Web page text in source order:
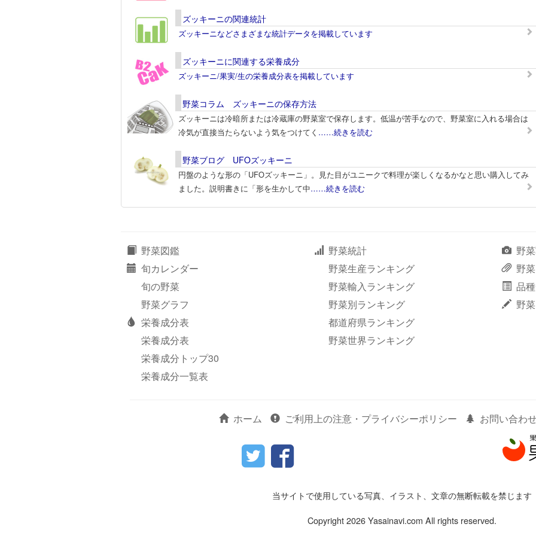
ズッキーニの関連統計
ズッキーニなどさまざまな統計データを掲載しています
ズッキーニに関連する栄養成分
ズッキーニ/果実/生の栄養成分表を掲載しています
野菜コラム ズッキーニの保存方法
ズッキーニは冷暗所または冷蔵庫の野菜室で保存します。低温が苦手なので、野菜室に入れる場合は
冷気が直接当たらないよう気をつけてく ……続きを読む
野菜ブログ UFOズッキーニ
円盤のような形の「UFOズッキーニ」。見た目がユニークで料理が楽しくなるかなと思い購入してみ
ました。説明書きに「形を生かして中……続きを読む
野菜図鑑
旬カレンダー
旬の野菜
野菜グラフ
栄養成分表
栄養成分表
栄養成分トップ30
栄養成分一覧表
野菜統計
野菜生産ランキング
野菜輸入ランキング
野菜別ランキング
都道府県ランキング
野菜世界ランキング
野
野
品
野
ホーム ご利用上の注意・プライバシーポリシー お問い合わ
当サイトで使用している写真、イラスト、文章の無断転載を禁じます
Copyright 2026 Yasainavi.com All rights reserved.